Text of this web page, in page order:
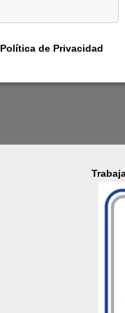
Política de Privacidad